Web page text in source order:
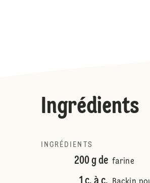
Ingrédients
INGRÉDIENTS
200 g de farine